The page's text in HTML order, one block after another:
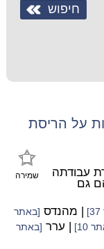
על הריסת
שמירה
עבודתה
גם
| מהנדס [באתר
10] | ערר [באתר